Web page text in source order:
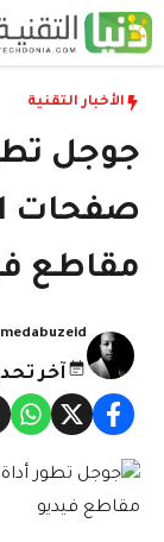
انتقل
إلى
الأخبار التقنية
جوجل
صفحات
مقاطع
آخر تحديث